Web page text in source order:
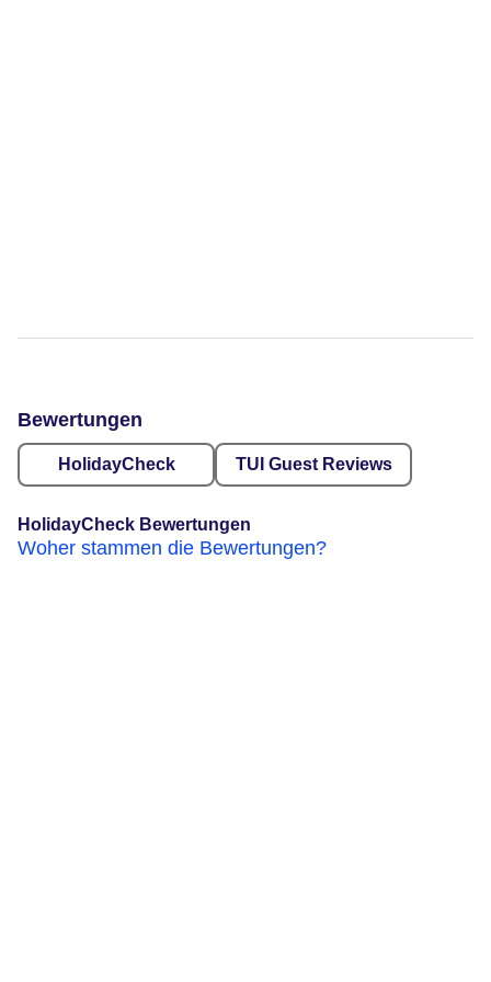
Bewertungen
HolidayCheck TUI Guest Reviews
HolidayCheck Bewertungen
Woher stammen die Bewertungen?